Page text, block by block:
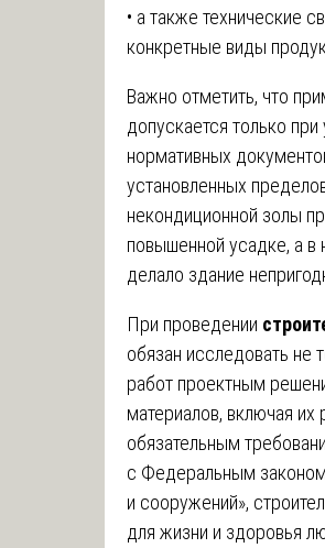
• а также технические
конкретные виды
Важно отметить, что
допускается только
нормативных
установленных
некондиционной золы
повышенной усадке, а
делало здание
При проведении
обязан исследовать не
работ проектным
материалов, включая их
обязательным
с Федеральным
и сооружений»,
для жизни и здоровья